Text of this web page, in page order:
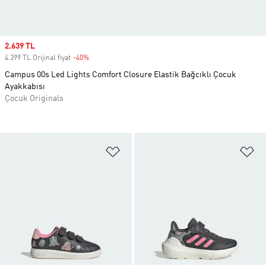
Sale price
2.639 TL
4.399 TL Orijinal fiyat -40%
Campus 00s Led Lights Comfort Closure Elastik Bağcıklı Çocuk
Ayakkabısı
Çocuk Originals